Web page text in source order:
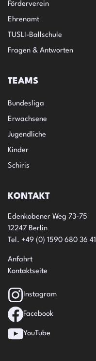
Förderverein
Ehrenamt
TUSLI-Ballschule
Fragen & Antworten
TEAMS
Bundesliga
Erwachsene
Jugendliche
Kinder
Schiris
KONTAKT
Edenkobener Weg 73-75
12247 Berlin
Tel. +49 (0) 1590 680 36 41
Anfahrt
Kontaktseite
Instagram
Facebook
YouTube